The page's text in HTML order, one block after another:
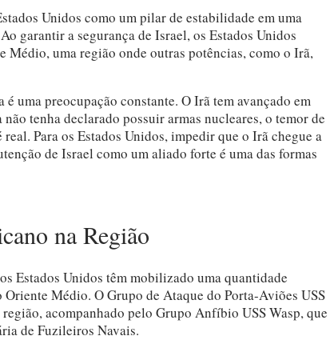
Unidos como um pilar de estabilidade em uma
garantir a segurança de Israel, os Estados Unidos
Médio, uma região onde outras potências, como o Irã,
uma preocupação constante. O Irã tem avançado em
tenha declarado possuir armas nucleares, o temor de
Para os Estados Unidos, impedir que o Irã chegue a
de Israel como um aliado forte é uma das formas
na Região
Estados Unidos têm mobilizado uma quantidade
Médio. O Grupo de Ataque do Porta-Aviões USS
acompanhado pelo Grupo Anfíbio USS Wasp, que
de Fuzileiros Navais.